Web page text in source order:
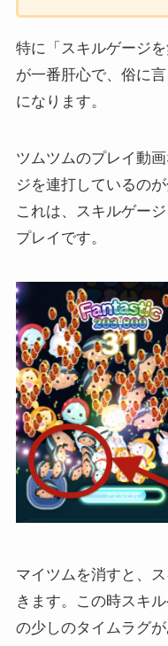
特に「スキルゲージ
が一番肝心で、俗に言
になります。
ツムツムのプレイ動
ジを連打しているのが
これは、スキルゲー
プレイです。
マイツムを消すと、
きます。この時スキ
の少しのタイムラグが